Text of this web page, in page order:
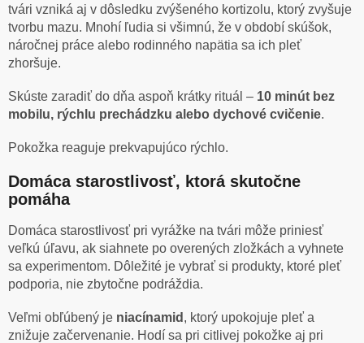
tvári vzniká aj v dôsledku zvýšeného kortizolu, ktorý zvyšuje
tvorbu mazu. Mnohí ľudia si všimnú, že v období skúšok,
náročnej práce alebo rodinného napätia sa ich pleť
zhoršuje.
Skúste zaradiť do dňa aspoň krátky rituál – 10 minút bez
mobilu, rýchlu prechádzku alebo dychové cvičenie.
Pokožka reaguje prekvapujúco rýchlo.
Domáca starostlivosť, ktorá skutočne
pomáha
Domáca starostlivosť pri vyrážke na tvári môže priniesť
veľkú úľavu, ak siahnete po overených zložkách a vyhnete
sa experimentom. Dôležité je vybrať si produkty, ktoré pleť
podporia, nie zbytočne podráždia.
Veľmi obľúbený je niacínamid , ktorý upokojuje pleť a
znižuje začervenanie. Hodí sa pri citlivej pokožke aj pri